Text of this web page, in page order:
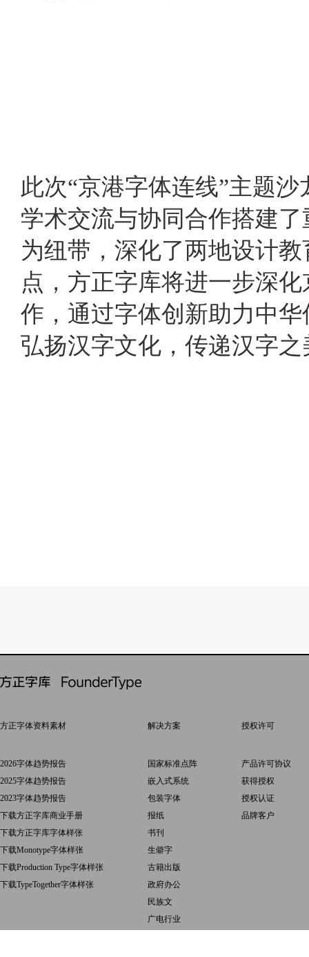
此次“京港字体连线”主题
学术交流与协同合作搭建
为纽带，深化了两地设计
点，方正字库将进一步深
作 ，通过字体创新助力中
弘扬汉字文化，传递汉字之
方正字体资料素材
2026字体趋势报告
2025字体趋势报告
2023字体趋势报告
下载方正字库商业手册
下载方正字库字体样张
下载Monotype字体样张
下载Production Type字体样张
下载TypeTogether字体样张
解决方案
国家标准点阵
嵌入式系统
包装字体
报纸
书刊
生僻字
古籍出版
政府办公
民族文
广电行业
授权许可
产品许可协议
获得授权
授权认证
品牌客户